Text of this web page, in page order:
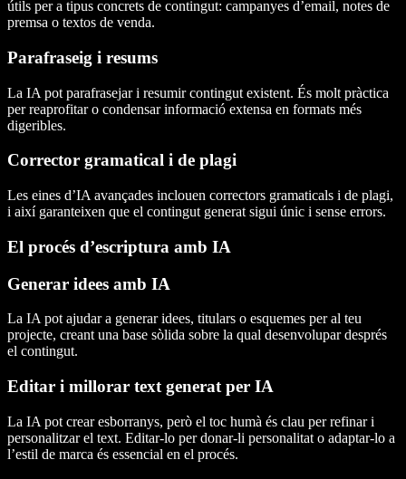
útils per a tipus concrets de contingut: campanyes d’email, notes de
premsa o textos de venda.
Parafraseig i resums
La IA pot parafrasejar i resumir contingut existent. És molt pràctica
per reaprofitar o condensar informació extensa en formats més
digeribles.
Corrector gramatical i de plagi
Les eines d’IA avançades inclouen correctors gramaticals i de plagi,
i així garanteixen que el contingut generat sigui únic i sense errors.
El procés d’escriptura amb IA
Generar idees amb IA
La IA pot ajudar a generar idees, titulars o esquemes per al teu
projecte, creant una base sòlida sobre la qual desenvolupar després
el contingut.
Editar i millorar text generat per IA
La IA pot crear esborranys, però el toc humà és clau per refinar i
personalitzar el text. Editar-lo per donar-li personalitat o adaptar-lo a
l’estil de marca és essencial en el procés.